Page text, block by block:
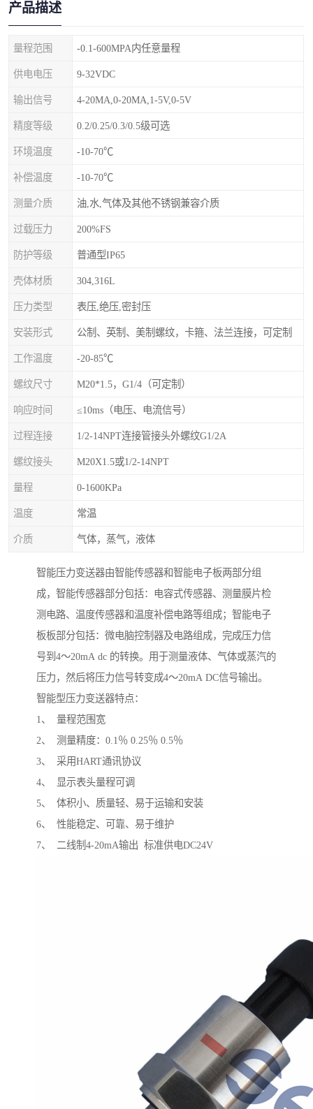
产品描述
量程范围 -0.1-600MPA内任意量程
供电电压 9-32VDC
输出信号 4-20MA,0-20MA,1-5V,0-5V
精度等级 0.2/0.25/0.3/0.5级可选
环境温度 -10-70℃
补偿温度 -10-70℃
测量介质 油,水,气体及其他不锈钢兼容介质
过载压力 200%FS
防护等级 普通型IP65
壳体材质 304,316L
压力类型 表压,绝压,密封压
安装形式 公制、英制、美制螺纹，卡箍、法兰连接，可定制
工作温度 -20-85℃
螺纹尺寸 M20*1.5，G1/4（可定制）
响应时间 ≤10ms（电压、电流信号）
过程连接 1/2-14NPT连接管接头外螺纹G1/2A
螺纹接头 M20X1.5或1/2-14NPT
量程 0-1600KPa
温度 常温
介质 气体，蒸气，液体
智能压力变送器由智能传感器和智能电子板两部分组
成，智能传感器部分包括：电容式传感器、测量膜片检
测电路、温度传感器和温度补偿电路等组成；智能电子
板板部分包括：微电脑控制器及电路组成，完成压力信
号到4～20mA dc 的转换。用于测量液体、气体或蒸汽的
压力，然后将压力信号转变成4～20mA DC信号输出。
智能型压力变送器特点：
1、 量程范围宽
2、 测量精度：0.1％ 0.25％ 0.5％
3、 采用HART通讯协议
4、 显示表头量程可调
5、 体积小、质量轻、易于运输和安装
6、 性能稳定、可靠、易于维护
7、 二线制4-20mA输出 标准供电DC24V